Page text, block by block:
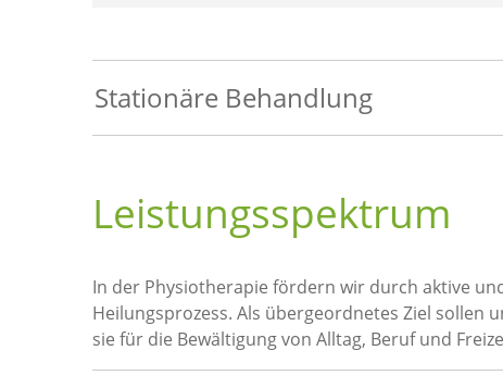
Stationäre Behandlung
Leistungsspektrum
In der Physiotherapie fördern wir durch aktive
Heilungsprozess. Als übergeordnetes Ziel sollen
sie für die Bewältigung von Alltag, Beruf und